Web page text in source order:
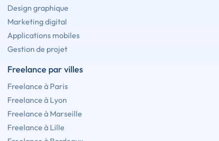
Design graphique
Marketing digital
Applications mobiles
Gestion de projet
Freelance par villes
Freelance à Paris
Freelance à Lyon
Freelance à Marseille
Freelance à Lille